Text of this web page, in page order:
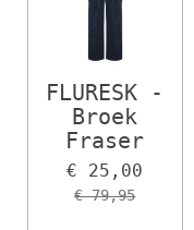
FLURESK -
Broek
Fraser
€ 25,00
€ 79,95